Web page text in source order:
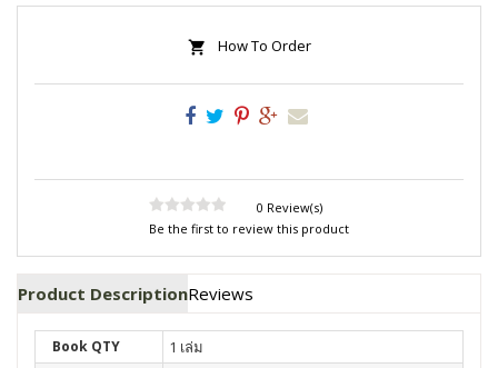
How To Order
0 Review(s)
Be the first to review this product
Product DescriptionReviews
Book QTY 1 เล่ม